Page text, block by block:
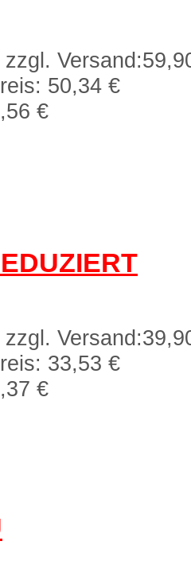
Versand:
50,34 €
€
Versand:
33,53 €
€